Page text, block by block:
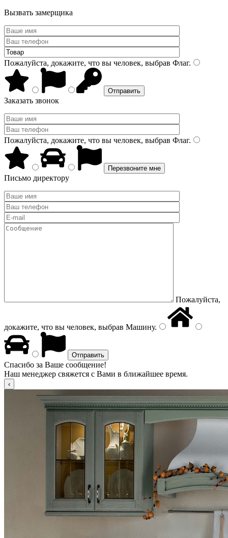
Вызвать замерщика
Пожалуйста, докажите, что вы человек, выбрав Флаг.
Заказать звонок
Пожалуйста, докажите, что вы человек, выбрав Флаг.
Письмо директору
Пожалуйста,
докажите, что вы человек, выбрав Машину.
Спасибо за Ваше сообщение!
Наш менеджер свяжется с Вами в ближайшее время.